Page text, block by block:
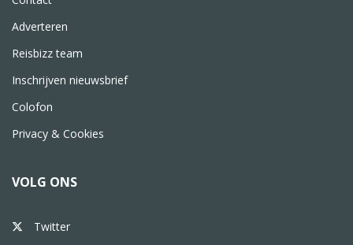
Adverteren
Reisbizz team
Inschrijven nieuwsbrief
Colofon
Privacy & Cookies
VOLG ONS
Twitter